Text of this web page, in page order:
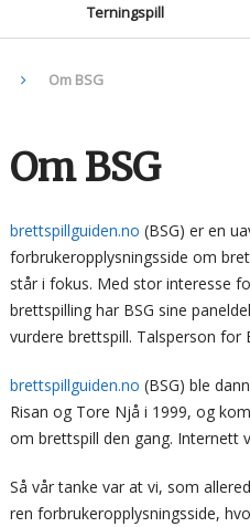
Terningspill
Om BSG
Om BSG
brettspillguiden.no (BSG) er en
forbrukeropplysningsside om
står i fokus. Med stor interesse
brettspilling har BSG sine
vurdere brettspill. Talsperson for
brettspillguiden.no (BSG) ble
Risan og Tore Njå i 1999, og
om brettspill den gang. Internett
Så vår tanke var at vi, som
ren forbrukeropplysningsside,